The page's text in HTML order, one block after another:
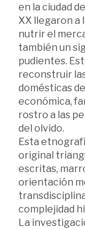
en la ciudad
XX llegaron a
nutrir el
también un
pudientes.
reconstruir
domésticas
económica,
rostro a las
del olvido.
Esta
original
escritas,
orientación
complejidad
La